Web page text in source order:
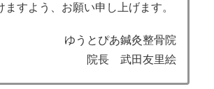
ますよう、お願い申し上げます。
ゆうとぴあ鍼灸整骨院
院長 武田友里絵